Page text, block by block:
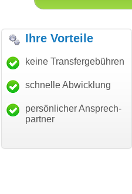
"Danke für den schnellen
Transfer und guten Service!"
Thomas Schäfer
i can eckert communication GmbH
Ihre Vorteile
keine Transfergebühren
schnelle Abwicklung
persönlicher Ansprech-
partner